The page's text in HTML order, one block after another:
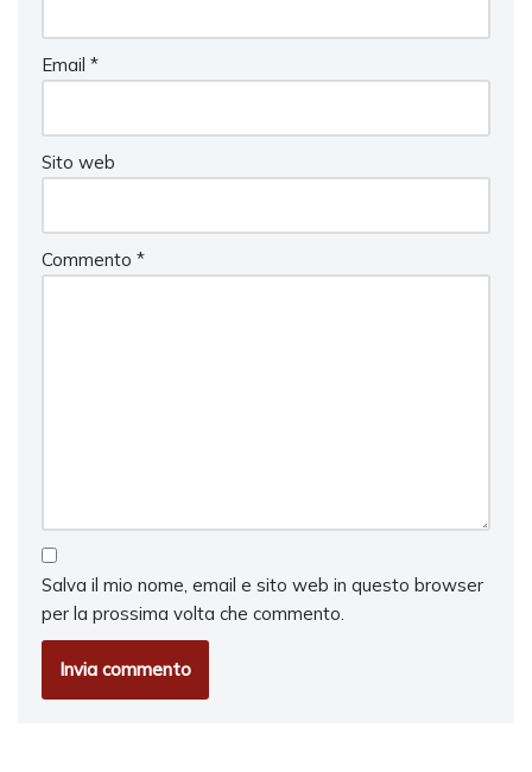
Email *
Sito web
Commento *
Salva il mio nome, email e sito web in questo browser
per la prossima volta che commento.